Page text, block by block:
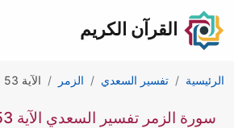
القرآن الكريم
الرئيسية تفسير السعدي الزمر الآية 53
سورة الزمر تفسير السعدي الآية 53